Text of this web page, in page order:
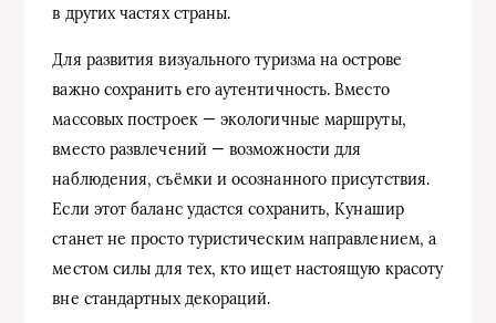
в других частях страны.
Для развития визуального туризма на острове
важно сохранить его аутентичность. Вместо
массовых построек — экологичные маршруты,
вместо развлечений — возможности для
наблюдения, съёмки и осознанного присутствия.
Если этот баланс удастся сохранить, Кунашир
станет не просто туристическим направлением, а
местом силы для тех, кто ищет настоящую красоту
вне стандартных декораций.